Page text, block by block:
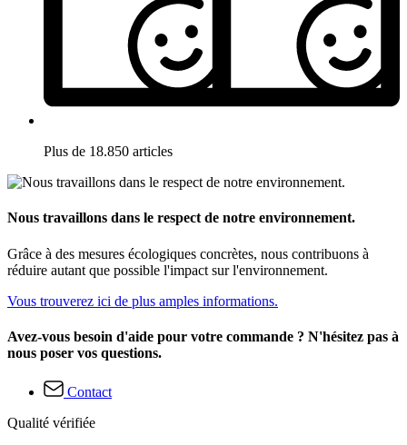
Plus de 18.850 articles
Nous travaillons dans le respect de notre environnement.
Grâce à des mesures écologiques concrètes, nous contribuons à
réduire autant que possible l'impact sur l'environnement.
Vous trouverez ici de plus amples informations.
Avez-vous besoin d'aide pour votre commande ? N'hésitez pas à
nous poser vos questions.
Contact
Qualité vérifiée